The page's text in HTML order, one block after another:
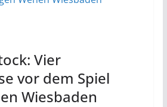
Vier
vor dem Spiel
Wiesbaden